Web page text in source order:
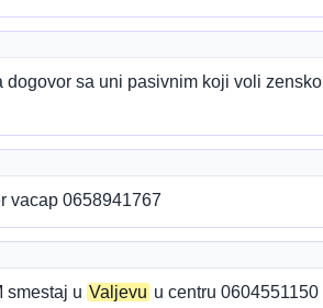
dogovor sa uni pasivnim koji voli zensko
vacap 0658941767
smestaj u Valjevu u centru 0604551150